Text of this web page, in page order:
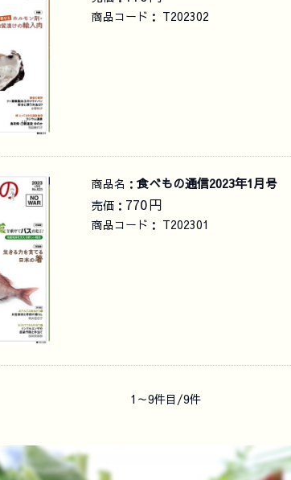
商品コード： T202302
商品名： 食べもの通信2023年1月号
売価： 770円
商品コード： T202301
1～9件目/9件